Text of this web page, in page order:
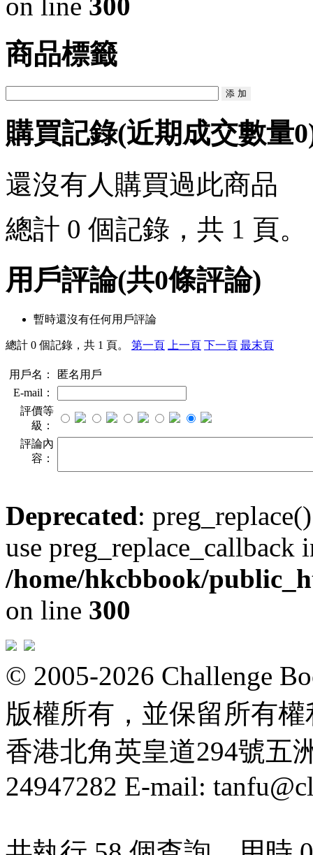
商品標籤
購買記錄(近期成交數量0
還沒有人購買過此商品
總計 0 個記錄，共 1 頁。
用戶評論(共0條評論)
暫時還沒有任何用戶評論
總計 0 個記錄，共 1 頁。 第一頁 上一頁 下一頁 最末頁
用戶名：
匿名用戶
E-mail：
評價等
級：
評論內
容：
Deprecated:
use preg_replace_callback
/home/hkcbbook/
on line 300
© 2005-2026 Challenge
版權所有，並保留所有權
香港北角英皇道294號五
24947282 E-mail: